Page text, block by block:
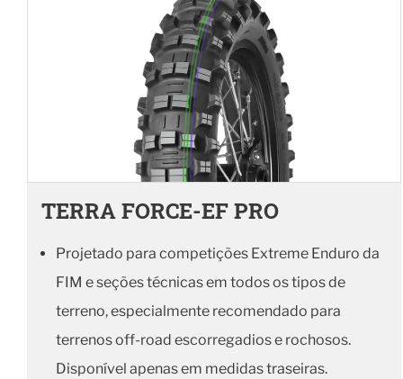
TERRA FORCE-EF PRO
Projetado para competições Extreme Enduro da
FIM e seções técnicas em todos os tipos de
terreno, especialmente recomendado para
terrenos off-road escorregadios e rochosos.
Disponível apenas em medidas traseiras.